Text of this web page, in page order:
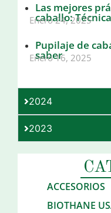
Las mejores
caballo:
Enero 24, 2025
Pupilaje de
saber
Enero 16, 2025
2024
2023
ACCESORIOS
BIOTHANE